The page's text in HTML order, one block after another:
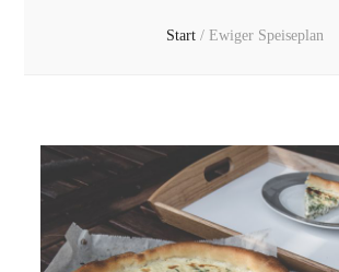
Start / Ewiger Speiseplan